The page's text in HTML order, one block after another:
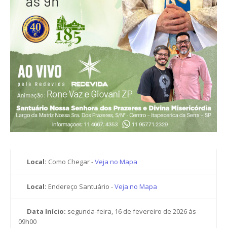
Local: Como Chegar -Veja no Mapa
Local: Endereço Santuário -Veja no Mapa
Data Início: segunda-feira, 16 de fevereiro de 2026 às
09h00